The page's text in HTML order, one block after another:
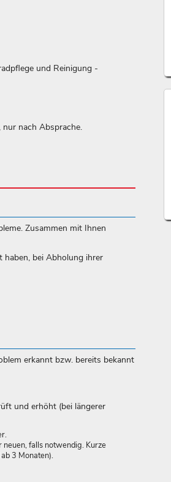
und Reinigung -
nach Absprache.
Zusammen mit Ihnen
haben, bei Abholung ihrer
erkannt bzw. bereits bekannt
und erhöht (bei längerer
falls notwendig. Kurze
3 Monaten).